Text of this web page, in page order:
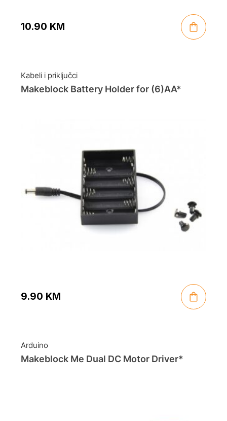
10.90 KM
Kabeli i priključci
Makeblock Battery Holder for (6)AA*
9.90 KM
Arduino
Makeblock Me Dual DC Motor Driver*